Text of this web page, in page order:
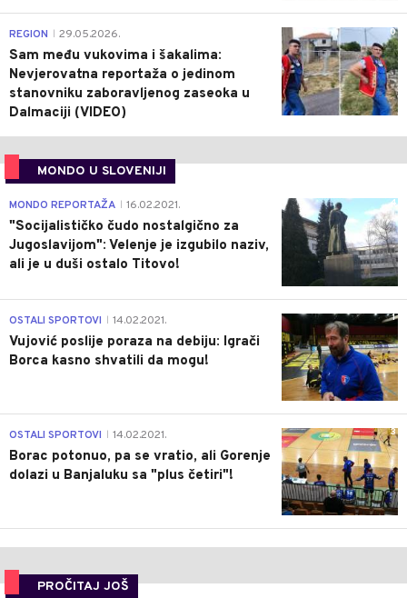
0
REGION 29.05.2026.
Sam među vukovima i šakalima:
Nevjerovatna reportaža o jedinom
stanovniku zaboravljenog zaseoka u
Dalmaciji (VIDEO)
MONDO U SLOVENIJI
4
MONDO REPORTAŽA 16.02.2021.
"Socijalističko čudo nostalgično za
Jugoslavijom": Velenje je izgubilo naziv,
ali je u duši ostalo Titovo!
1
OSTALI SPORTOVI 14.02.2021.
Vujović poslije poraza na debiju: Igrači
Borca kasno shvatili da mogu!
3
OSTALI SPORTOVI 14.02.2021.
Borac potonuo, pa se vratio, ali Gorenje
dolazi u Banjaluku sa "plus četiri"!
PROČITAJ JOŠ